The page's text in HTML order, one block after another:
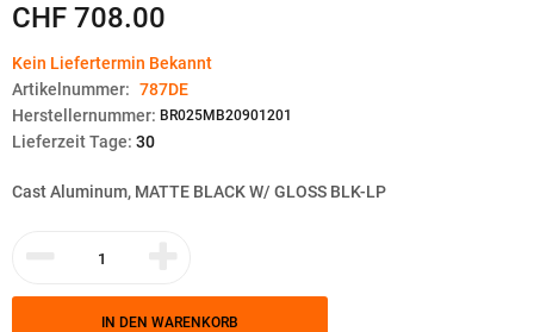
CHF 708.00
Kein Liefertermin Bekannt
Artikelnummer: 787DE
Herstellernummer: BR025MB20901201
Lieferzeit Tage: 30
Cast Aluminum, MATTE BLACK W/ GLOSS BLK-LP
IN DEN WARENKORB